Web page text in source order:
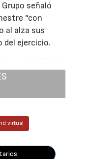
señaló
“con
al alza sus
del ejercicio.
virtual